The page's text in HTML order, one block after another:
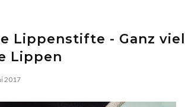
Lippenstifte - Ganz viel
Lippen
2017